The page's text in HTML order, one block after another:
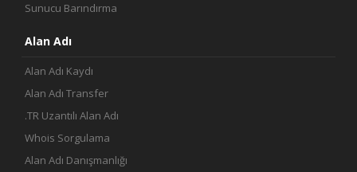
Sunucu Barındırma
Alan Adı
Alan Adı Kaydı
Alan Adı Transfer
.TR Uzantılı Alan Adı
Whois Sorgulama
Alan Adı Danışmanlığı